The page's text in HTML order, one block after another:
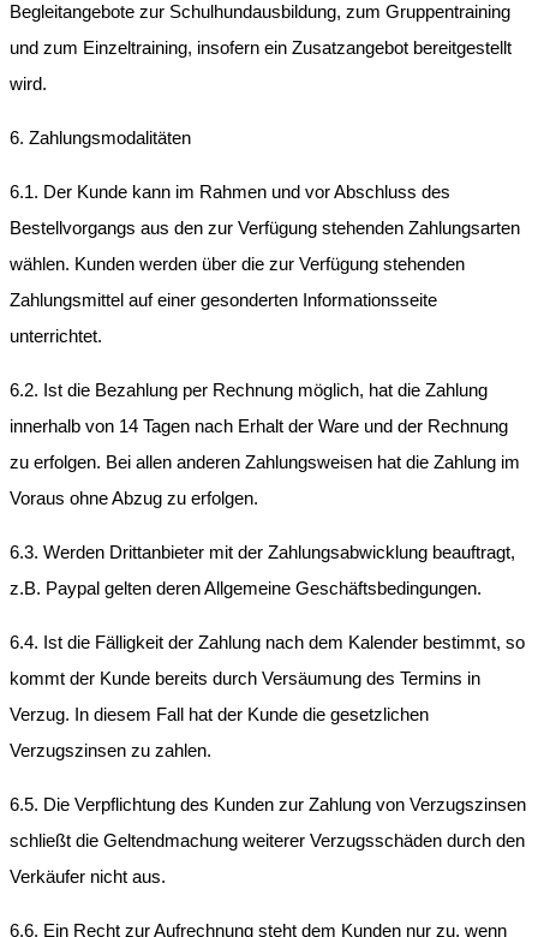
Begleitangebote zur Schulhundausbildung, zum Gruppentraining
und zum Einzeltraining, insofern ein Zusatzangebot bereitgestellt
wird.
6. Zahlungsmodalitäten
6.1. Der Kunde kann im Rahmen und vor Abschluss des
Bestellvorgangs aus den zur Verfügung stehenden Zahlungsarten
wählen. Kunden werden über die zur Verfügung stehenden
Zahlungsmittel auf einer gesonderten Informationsseite
unterrichtet.
6.2. Ist die Bezahlung per Rechnung möglich, hat die Zahlung
innerhalb von 14 Tagen nach Erhalt der Ware und der Rechnung
zu erfolgen. Bei allen anderen Zahlungsweisen hat die Zahlung im
Voraus ohne Abzug zu erfolgen.
6.3. Werden Drittanbieter mit der Zahlungsabwicklung beauftragt,
z.B. Paypal gelten deren Allgemeine Geschäftsbedingungen.
6.4. Ist die Fälligkeit der Zahlung nach dem Kalender bestimmt, so
kommt der Kunde bereits durch Versäumung des Termins in
Verzug. In diesem Fall hat der Kunde die gesetzlichen
Verzugszinsen zu zahlen.
6.5. Die Verpflichtung des Kunden zur Zahlung von Verzugszinsen
schließt die Geltendmachung weiterer Verzugsschäden durch den
Verkäufer nicht aus.
6.6. Ein Recht zur Aufrechnung steht dem Kunden nur zu, wenn